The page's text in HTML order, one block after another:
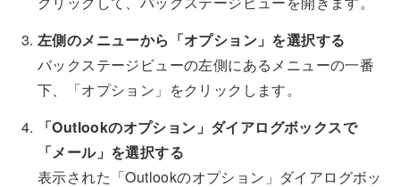
左側のメニューから「オプション」を選択する
バックステージビューの左側にあるメニューの一番
下、「オプション」をクリックします。
「Outlookのオプション」ダイアログボックスで
「メール」を選択する
表示された「Outlookのオプション」ダイアログボッ